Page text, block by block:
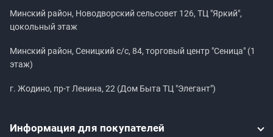
Минский район, Новодворский сельсовет 126, ТЦ "Яркий",
цокольный этаж
Минский район, Сеницкий с/с, 84, торговый центр "Сеница" (1
этаж)
г. Жодино, пр-т Ленина, 22 (Дом Быта ТЦ "Элегант")
Информация для покупателей